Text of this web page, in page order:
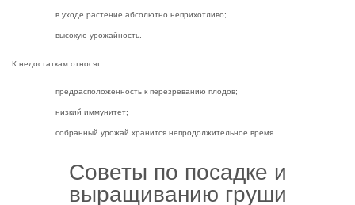
в уходе растение абсолютно неприхотливо;
высокую урожайность.
К недостаткам относят:
предрасположенность к перезреванию плодов;
низкий иммунитет;
собранный урожай хранится непродолжительное время.
Советы по посадке и
выращиванию груши